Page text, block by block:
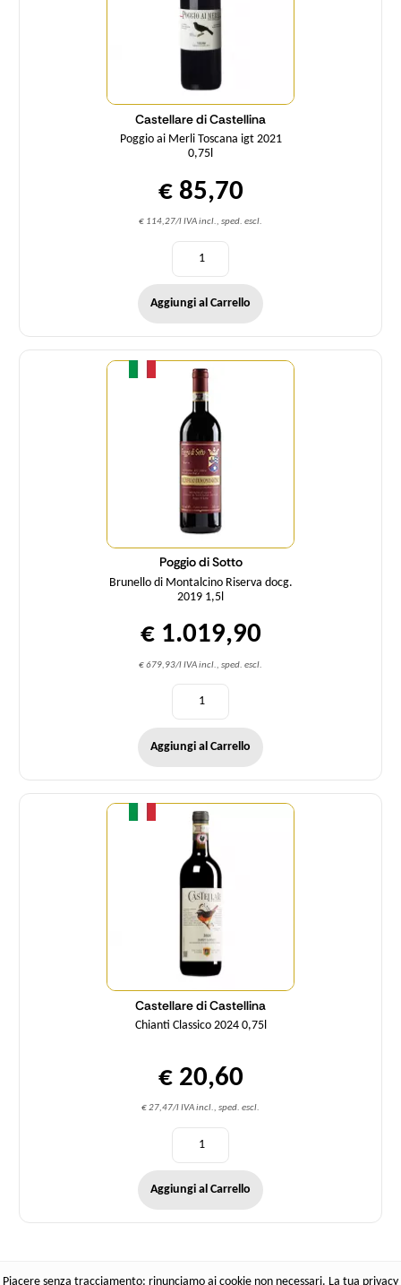
Castellare di Castellina
Poggio ai Merli Toscana igt 2021
0,75l
€ 85,70
€ 114,27/l IVA incl., sped. escl.
Aggiungi al Carrello
Poggio di Sotto
Brunello di Montalcino Riserva docg.
2019 1,5l
€ 1.019,90
€ 679,93/l IVA incl., sped. escl.
Quantità
Aggiungi al Carrello
Castellare di Castellina
Chianti Classico 2024 0,75l
€ 20,60
€ 27,47/l IVA incl., sped. escl.
Quantità
Aggiungi al Carrello
Piacere senza tracciamento: rinunciamo ai cookie non necessari. La tua privacy